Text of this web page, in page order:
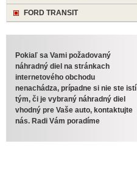
FORD TRANSIT
Pokiaľ sa Vami požadovaný
náhradný diel na stránkach
internetového obchodu
nenachádza, prípadne si nie ste istí
tým, či je vybraný náhradný diel
vhodný pre Vaše auto, kontaktujte
nás. Radi Vám poradíme